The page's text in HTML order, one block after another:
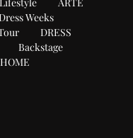
Weeks
DRESS
Backstage
HOME